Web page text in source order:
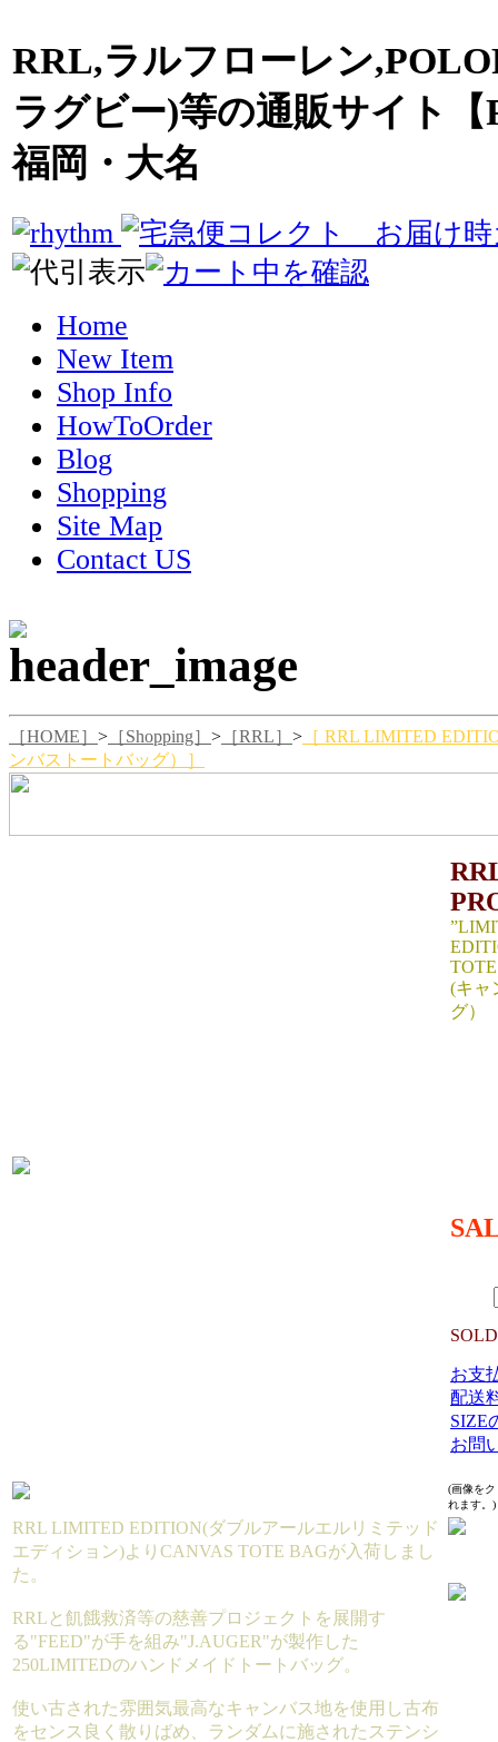
RRL,ラルフローレン
ラグビー)等の通販サイト
福岡・大名
Home
New Item
Shop Info
HowToOrder
Blog
Shopping
Site Map
Contact US
［HOME］ > ［Shopping］ > ［RRL］ > ［ RRL LIMITED
ンバストートバッグ）］
(キャ
グ）
お支
配送
SIZE
お問
(画像を
れます。)
RRL LIMITED EDITION(ダブルアールエルリミテッド
エディション)よりCANVAS TOTE BAGが入荷しまし
た。
RRLと飢餓救済等の慈善プロジェクトを展開す
る"FEED"が手を組み"J.AUGER"が製作した
250LIMITEDのハンドメイドトートバッグ。
使い古された雰囲気最高なキャンバス地を使用し古布
をセンス良く散りばめ、ランダムに施されたステンシ